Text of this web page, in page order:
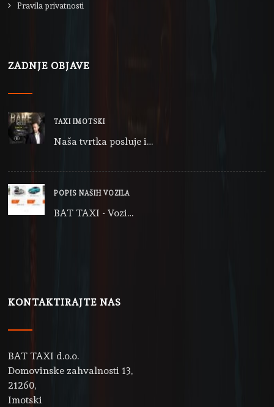
Pravila privatnosti
ZADNJE OBJAVE
TAXI IMOTSKI
Naša tvrtka posluje i…
POPIS NAŠIH VOZILA
BAT TAXI - Vozi…
KONTAKTIRAJTE NAS
BAT TAXI d.o.o.
Domovinske zahvalnosti 13,
21260,
Imotski